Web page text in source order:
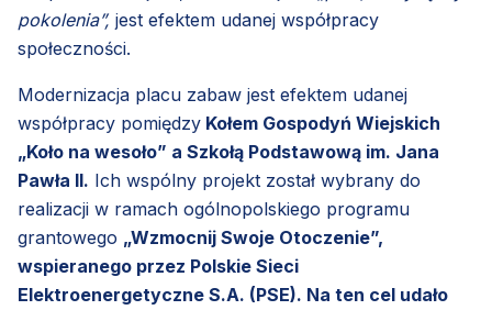
pokolenia”, jest efektem udanej współpracy
społeczności.
Modernizacja placu zabaw jest efektem udanej
współpracy pomiędzy Kołem Gospodyń Wiejskich
„Koło na wesoło” a Szkołą Podstawową im. Jana
Pawła II. Ich wspólny projekt został wybrany do
realizacji w ramach ogólnopolskiego programu
grantowego „Wzmocnij Swoje Otoczenie”,
wspieranego przez Polskie Sieci
Elektroenergetyczne S.A. (PSE). Na ten cel udało